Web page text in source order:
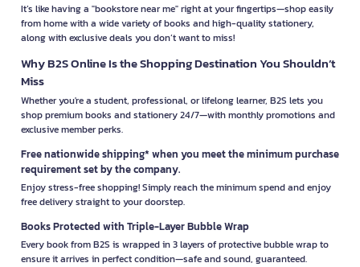
It’s like having a "bookstore near me" right at your fingertips—shop easily
from home with a wide variety of books and high-quality stationery,
along with exclusive deals you don’t want to miss!
Why B2S Online Is the Shopping Destination You Shouldn’t
Miss
Whether you're a student, professional, or lifelong learner, B2S lets you
shop premium books and stationery 24/7—with monthly promotions and
exclusive member perks.
Free nationwide shipping* when you meet the minimum purchase
requirement set by the company.
Enjoy stress-free shopping! Simply reach the minimum spend and enjoy
free delivery straight to your doorstep.
Books Protected with Triple-Layer Bubble Wrap
Every book from B2S is wrapped in 3 layers of protective bubble wrap to
ensure it arrives in perfect condition—safe and sound, guaranteed.